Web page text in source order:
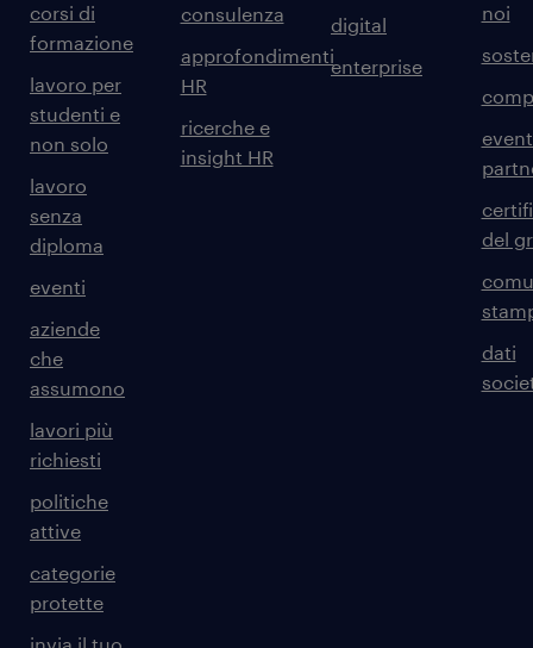
corsi di
formazione
lavoro per
studenti e
non solo
lavoro
senza
diploma
eventi
aziende
che
assumono
lavori più
richiesti
politiche
attive
categorie
protette
consulenza
approfondimenti
HR
ricerche e
insight HR
digital
enterprise
noi
del
dati